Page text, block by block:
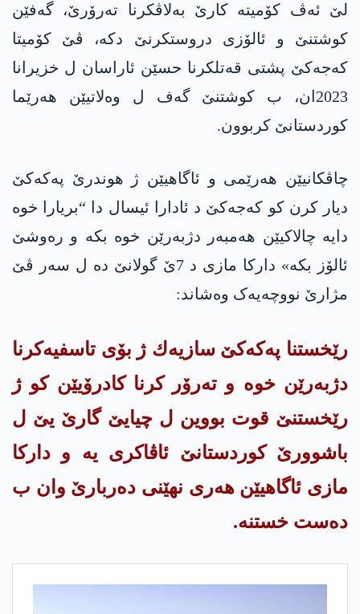
لێ ئەڤ کۆمیتە کارێ بەلاڤکرنا تەرۆرێ، گەفێن
کوشتنێ و ئالۆزی دروستکرنێ دكه‌، ڤێ کۆمیتا
كه‌جه‌كێ پشتی قەتلکرنا حسێن ئاراسان ل خزیرانا
2023ان، ب کوشتنێ گەف ل وەلاتیێن هەرێما
کوردستانێ کربوون.
چاڤکانیێن هەرێمی و ئاگاهیێن ژ هوندرێ په‌كه‌كێ
دیار کرن کو كه‌جه‌كێ د ئادارا ئیسال دا “بریارا خوە
دایە چالاکیێن هەمبەر دژبه‌رێن خوە بکە و رەوشێ
ئالۆز بکە» دارکا مازی د 7ێ گولانێ دە ل سەر ڤێ
مژارێ نووچەیەک وەشاند:
رێخستنا په‌كه‌كێ سازیه‌ك ژ بۆی تاسفیه‌كرنا
دژبه‌رێن خوه‌ و ته‌رۆر كرنا كادرۆیێن كو ژ
رێخستنێ قوت بووین ل چیایێ گارێ یێ ل
باشوورێ كوردستانێ ئاڤاكری یه‌ و داركا
مازی ئاگاهیێن هه‌ری نهێنی ده‌ربارێ وان ب
ده‌ست خستنه‌.